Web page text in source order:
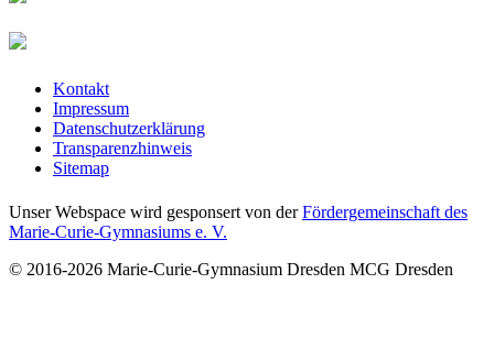
Kontakt
Impressum
Datenschutzerklärung
Transparenzhinweis
Sitemap
Unser Webspace wird gesponsert von derFördergemeinschaft des
Marie-Curie-Gymnasiums e. V.
© 2016-2026 Marie-Curie-Gymnasium Dresden MCG Dresden